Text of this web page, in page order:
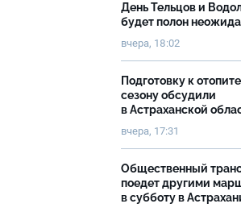
День Тельцов и
будет полон
вчера, 18:02
Подготовку к
сезону обсудили
в Астраханской
вчера, 17:31
Общественный
поедет другими
в субботу в